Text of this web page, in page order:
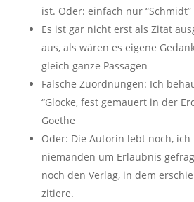
ist. Oder: einfach nur “Schmidt”
Es ist gar nicht erst als Zitat
aus, als wären es eigene
gleich ganze Passagen
Falsche Zuordnungen: Ich
“Glocke, fest gemauert in der
Goethe
Oder: Die Autorin lebt noch, ich
niemanden um Erlaubnis
noch den Verlag, in dem
zitiere.